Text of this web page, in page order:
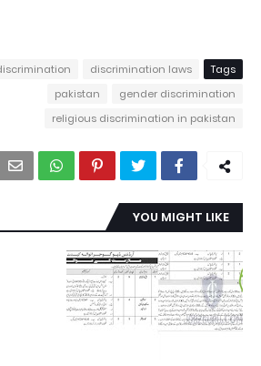
Tags
discrimination laws
gender discrimination
pakistan
religious discrimination in pakistan
YOU MIGHT LIKE